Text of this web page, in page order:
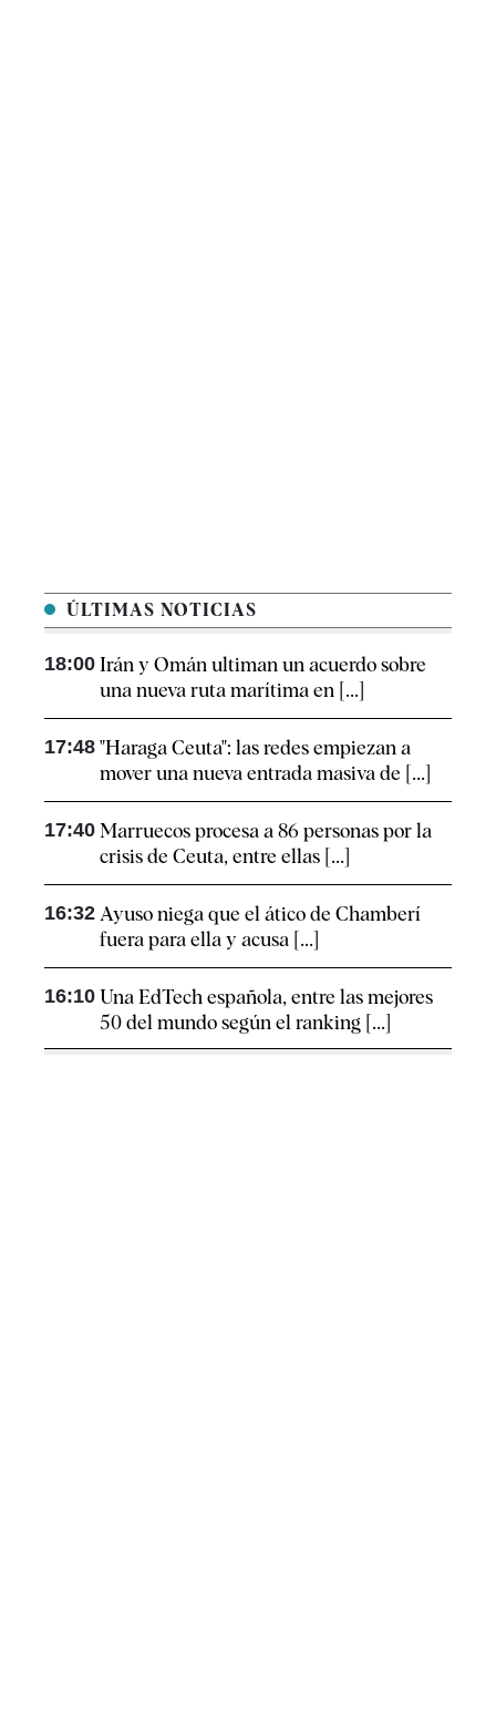
ÚLTIMAS NOTICIAS
18:00 Irán y Omán ultiman un acuerdo sobre
una nueva ruta marítima en [...]
17:48 "Haraga Ceuta": las redes empiezan a
mover una nueva entrada masiva de [...]
17:40 Marruecos procesa a 86 personas por la
crisis de Ceuta, entre ellas [...]
16:32 Ayuso niega que el ático de Chamberí
fuera para ella y acusa [...]
16:10 Una EdTech española, entre las mejores
50 del mundo según el ranking [...]